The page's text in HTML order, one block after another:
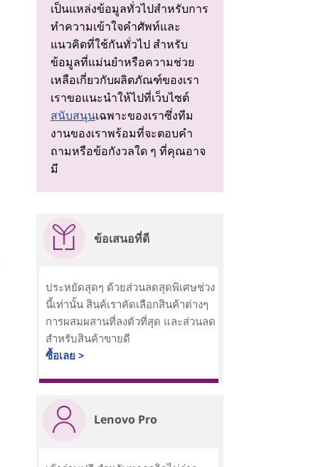
เป็นแหล่งข้อมูลทั่วไปสําหรับการ
ทําความเข้าใจคําศัพท์และ
แนวคิดที่ใช้กันทั่วไป สําหรับ
ข้อมูลที่แม่นยําหรือความช่วย
เหลือเกี่ยวกับผลิตภัณฑ์ของเรา
เราขอแนะนําให้ไปที่เว็บไซต์
สนับสนุนเฉพาะของเราซึ่งทีม
งานของเราพร้อมที่จะตอบคํา
ถามหรือข้อกังวลใด ๆ ที่คุณอาจ
มี
ข้อเสนอที่ดี
ประหยัดสุดๆ ด้วยส่วนลดสุดพิเศษช่วง
นี้เท่านั้น สินค้เราคัดเลือกสินค้าต่างๆ
การผสมผสานที่ลงตัวที่สุด และส่วนลด
สำหรับสินค้าขายดี
ซื้อเลย >
Lenovo Pro